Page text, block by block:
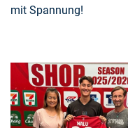
mit Spannung!